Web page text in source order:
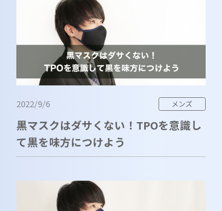
黒マスクはダサくない！TPOを意識し
て黒を味方につけよう
2022/9/6 メンズ